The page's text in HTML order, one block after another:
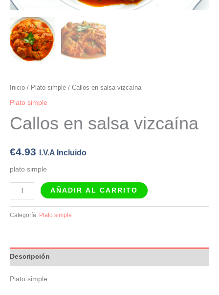
Inicio / Plato simple / Callos en salsa vizcaína
Plato simple
Callos en salsa vizcaína
€4.93 I.V.A Incluido
plato simple
AÑADIR AL CARRITO
Categoría: Plato simple
Descripción
Plato simple